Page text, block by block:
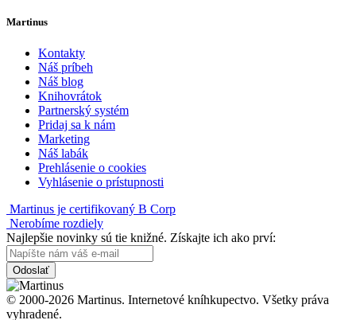
Martinus
Kontakty
Náš príbeh
Náš blog
Knihovrátok
Partnerský systém
Pridaj sa k nám
Marketing
Náš labák
Prehlásenie o cookies
Vyhlásenie o prístupnosti
Martinus je certifikovaný B Corp
Nerobíme rozdiely
Najlepšie novinky sú tie knižné. Získajte ich ako prví:
Odoslať
© 2000-2026 Martinus. Internetové kníhkupectvo. Všetky práva
vyhradené.